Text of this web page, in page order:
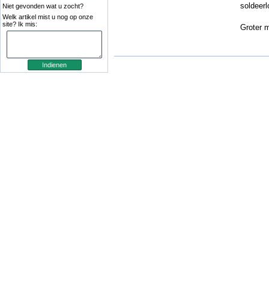
Niet gevonden wat u zocht?
Welk artikel mist u nog op onze
site? Ik mis:
Groter